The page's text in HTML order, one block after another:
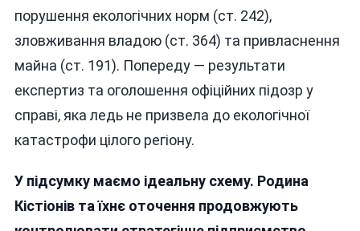
порушення екологічних норм (ст. 242),
зловживання владою (ст. 364) та привласнення
майна (ст. 191). Попереду — результати
експертиз та оголошення офіційних підозр у
справі, яка ледь не призвела до екологічної
катастрофи цілого регіону.
У підсумку маємо ідеальну схему. Родина
Кістіонів та їхнє оточення продовжують